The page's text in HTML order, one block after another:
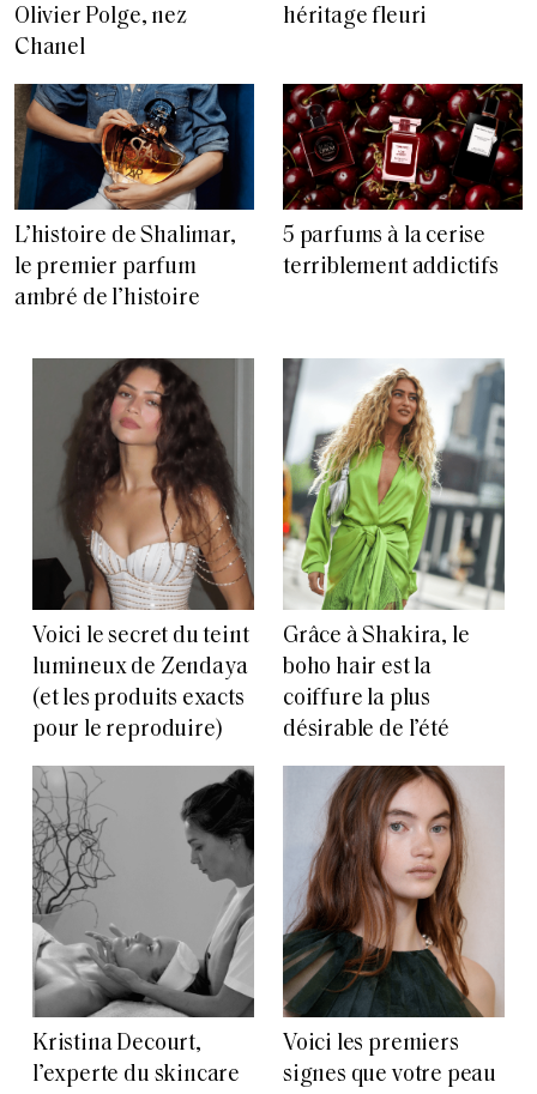
Olivier Polge, nez
Chanel
héritage fleuri
L’histoire de Shalimar,
le premier parfum
ambré de l’histoire
5 parfums à la cerise
terriblement addictifs
Voici le secret du teint
lumineux de Zendaya
(et les produits exacts
pour le reproduire)
Grâce à Shakira, le
boho hair est la
coiffure la plus
désirable de l’été
Kristina Decourt,
l’experte du skincare
Voici les premiers
signes que votre peau